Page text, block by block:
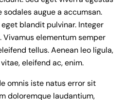
sodales augue a accumsan.
blandit pulvinar. Integer
elementum semper
tellus. Aenean leo ligula,
eleifend ac, enim.
omnis iste natus error sit
doloremque laudantium,